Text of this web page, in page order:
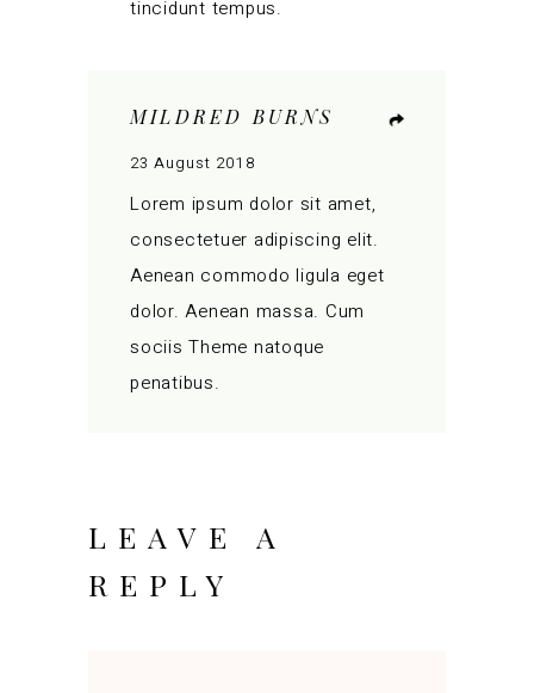
tincidunt tempus.
MILDRED BURNS
23 August 2018
Lorem ipsum dolor sit amet,
consectetuer adipiscing elit.
Aenean commodo ligula eget
dolor. Aenean massa. Cum
sociis Theme natoque
penatibus.
LEAVE A
REPLY